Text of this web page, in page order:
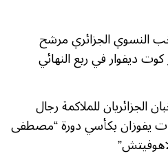
النسوي الجزائري مرشح
كوت ديفوار في ربع النهائي
الجزائريان للملاكمة رجال
يفوزان بكأسي دورة “مصطفى